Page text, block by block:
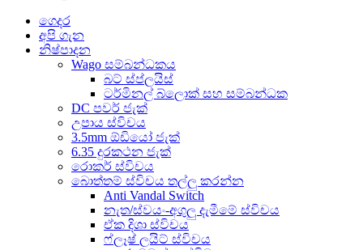
ගෙදර
අපි ගැන
නිෂ්පාදන
Wago සම්බන්ධකය
බට් ස්ප්ලයිස්
ටර්මිනල් බ්ලොක් සහ සම්බන්ධක
DC පවර් ජැක්
උපාය ස්විචය
3.5mm ඕඩියෝ ජැක්
6.35 දුරකථන ජැක්
රොකර් ස්විචය
බොත්තම් ස්විචය තල්ලු කරන්න
Anti Vandal Switch
නැත/ස්වයං-අගුලු දැමීමේ ස්විචය
ඒක දිශා ස්විචය
ෆ්ලෑෂ් ලයිට් ස්විචය